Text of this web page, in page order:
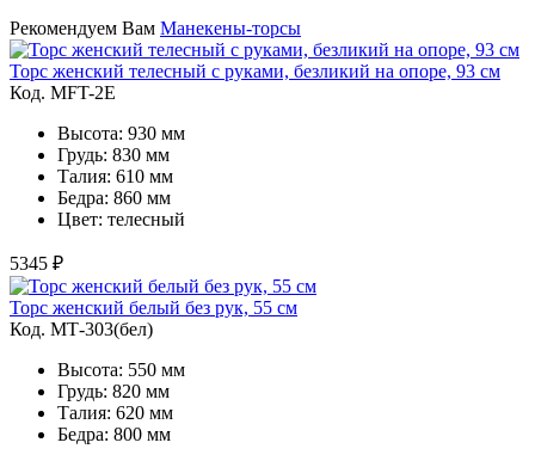
Рекомендуем Вам Манекены-торсы
Торс женский телесный с руками, безликий на опоре, 93 см
Код. MFT-2E
Высота: 930 мм
Грудь: 830 мм
Талия: 610 мм
Бедра: 860 мм
Цвет: телесный
5345 ₽
Торс женский белый без рук, 55 см
Код. MТ-303(бел)
Высота: 550 мм
Грудь: 820 мм
Талия: 620 мм
Бедра: 800 мм